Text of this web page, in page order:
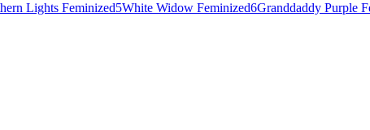
Lights Feminized5White Widow Feminized6Granddaddy Purple